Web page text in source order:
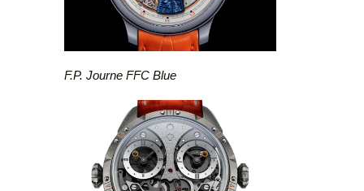
F.P. Journe FFC Blue